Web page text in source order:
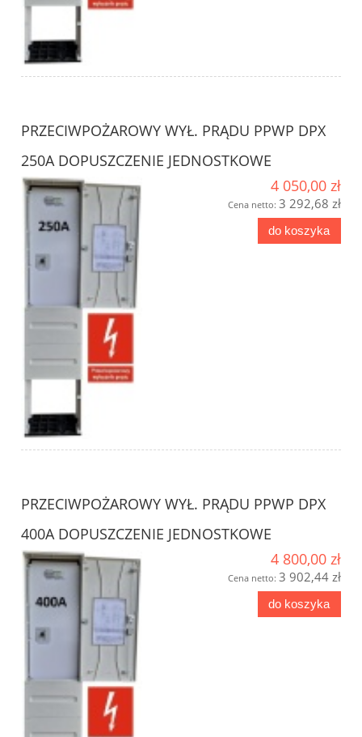
PRZECIWPOŻAROWY WYŁ. PRĄDU PPWP DPX
250A DOPUSZCZENIE JEDNOSTKOWE
4 050,00 zł
Cena netto: 3 292,68 zł
do koszyka
PRZECIWPOŻAROWY WYŁ. PRĄDU PPWP DPX
400A DOPUSZCZENIE JEDNOSTKOWE
4 800,00 zł
Cena netto: 3 902,44 zł
do koszyka